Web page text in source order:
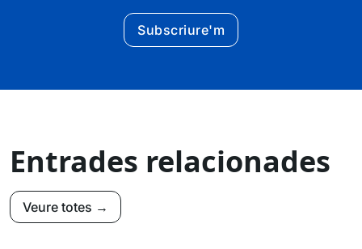
Subscriure'm
Entrades relacionades
Veure totes →